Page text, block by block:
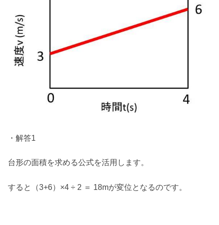
・解答1
台形の面積を求める公式を活用します。
すると（3+6）×4 ÷ 2 ＝ 18mが変位となるのです。